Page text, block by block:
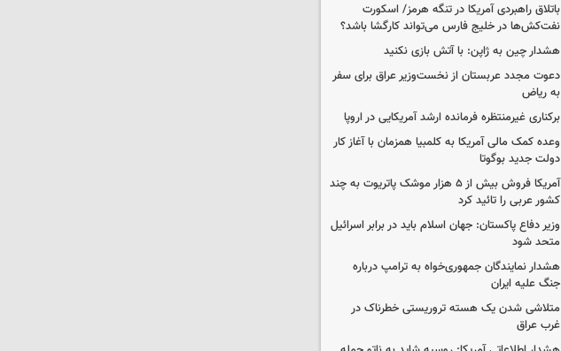
باتلاق راهبردی آمریکا در تنگه هرمز/ اسکورت
نفت‌کش‌ها در خلیج فارس می‌تواند کارگشا باشد؟
هشدار چین به ژاپن: با آتش بازی نکنید
دعوت مجدد عربستان از نخست‌وزیر عراق برای سفر
به ریاض
برکناری غیرمنتظره فرمانده ارشد آمریکایی در اروپا
وعده کمک مالی آمریکا به کلمبیا همزمان با آغاز کار
دولت جدید بوگوتا
آمریکا فروش بیش از ۵ هزار موشک پاتریوت به چند
کشور عربی را تائید کرد
وزیر دفاع پاکستان: جهان اسلام باید در برابر اسرائیل
متحد شود
هشدار نمایندگان جمهوری‌خواه به ترامپ درباره
جنگ علیه ایران
متلاشی شدن یک هسته تروریستی خطرناک در
غرب عراق